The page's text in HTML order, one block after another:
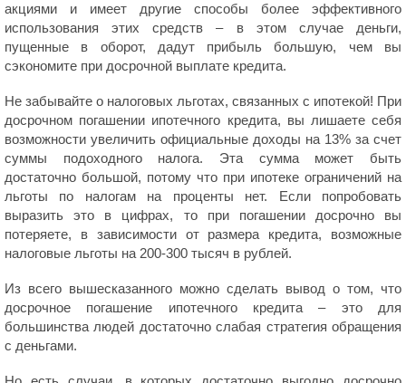
акциями и имеет другие способы более эффективного
использования этих средств – в этом случае деньги,
пущенные в оборот, дадут прибыль большую, чем вы
сэкономите при досрочной выплате кредита.
Не забывайте о налоговых льготах, связанных с ипотекой! При
досрочном погашении ипотечного кредита, вы лишаете себя
возможности увеличить официальные доходы на 13% за счет
суммы подоходного налога. Эта сумма может быть
достаточно большой, потому что при ипотеке ограничений на
льготы по налогам на проценты нет. Если попробовать
выразить это в цифрах, то при погашении досрочно вы
потеряете, в зависимости от размера кредита, возможные
налоговые льготы на 200-300 тысяч в рублей.
Из всего вышесказанного можно сделать вывод о том, что
досрочное погашение ипотечного кредита – это для
большинства людей достаточно слабая стратегия обращения
с деньгами.